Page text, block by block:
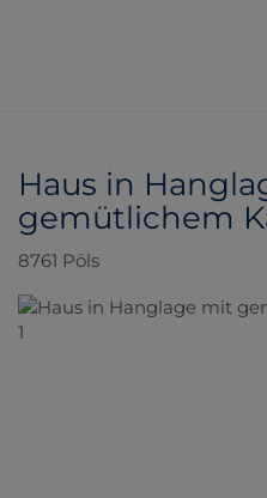
Haus in
gemütlichem
8761 Pöls